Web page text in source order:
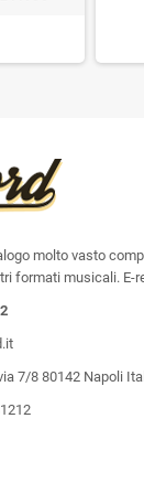
molto vasto
formati musicali. E-
7/8 80142 Napoli